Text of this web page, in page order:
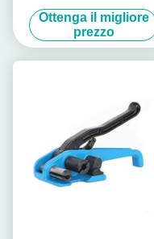
utensile String tensione in
acciaio con tagliatore
Ottenga il migliore
prezzo